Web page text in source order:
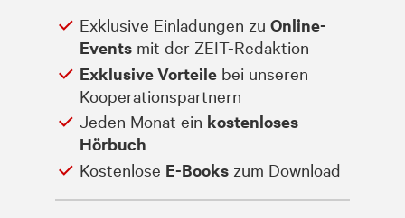
Exklusive Einladungen zu Online-
Eventsmit der ZEIT-Redaktion
Exklusive Vorteilebei unseren
Kooperationspartnern
Jeden Monat ein kostenloses
Hörbuch
Kostenlose E-Bookszum Download